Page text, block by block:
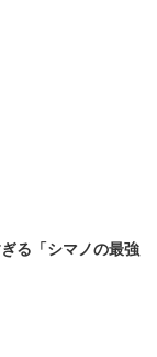
る「シマノの最強